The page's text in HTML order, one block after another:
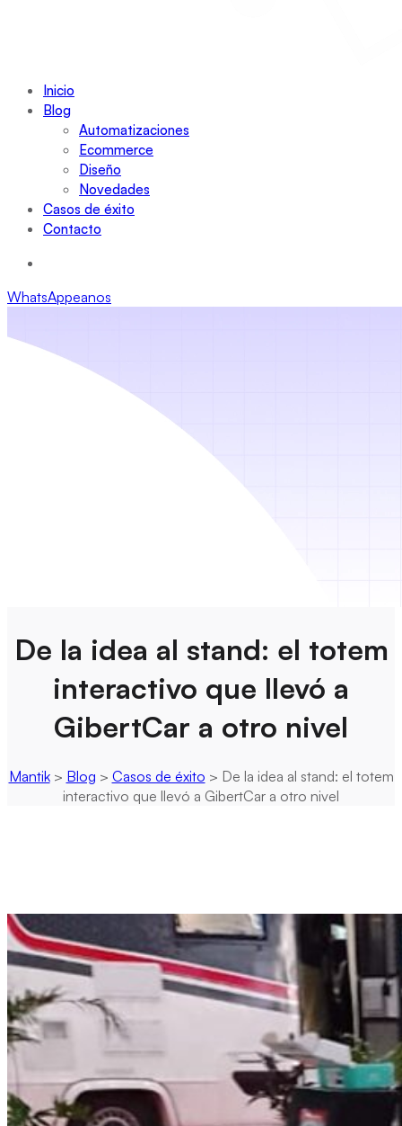
Inicio
Blog
Automatizaciones
Ecommerce
Diseño
Novedades
Casos de éxito
Contacto
WhatsAppeanos
De la idea al stand: el totem
interactivo que llevó a
GibertCar a otro nivel
Mantik> Blog > Casos de éxito > De la idea al stand: el totem
interactivo que llevó a GibertCar a otro nivel